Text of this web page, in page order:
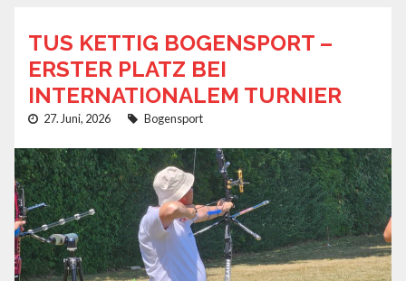
TUS KETTIG BOGENSPORT –
ERSTER PLATZ BEI
INTERNATIONALEM TURNIER
27. Juni, 2026 Bogensport